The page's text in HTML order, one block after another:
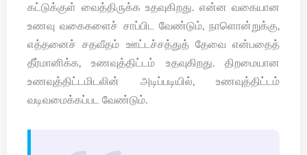
கட்டுக்குள் வைத்திருக்க உதவுகிறது. என்ன வகையான
உணவு வகைகளைச் சாப்பிட வேண்டும், நாளொன்றுக்கு,
எத்தனைச் சதவீதம் ஊட்டச்சத்துத் தேவை என்பதைத்
தீர்மானிக்க, உணவுத்திட்டம் உதவுகிறது. திறமையான
உணவுத்திட்டமிடலின் அடிப்படியில், உணவுத்திட்டம்
வடிவமைக்கப்பட வேண்டும்.